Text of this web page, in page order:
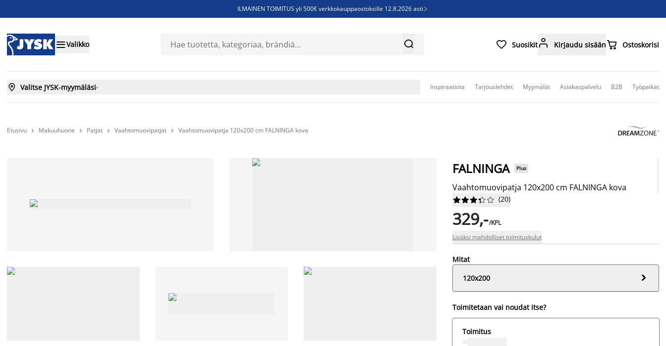
ILMAINEN TOIMITUS yli 500€ verkkokauppaostoksille 12.8.2026 asti 
Sijauspatjoja - Säästä jopa 60%
Valikko   Suosikit Kirjaudu sisään Ostoskorisi
 Valitse JYSK-myymäläsi Inspiraatiota Tarjouslehdet Myymälät Asiakaspalvelu B2B Työpaikat
Etusivu  Makuuhuone  Patjat  Vaahtomuovipatjat  Vaahtomuovipatja 120x200 cm FALNINGA kova
FALNINGA Plus
Vaahtomuovipatja 120x200 cm FALNINGA kova





 (20)
329,-/KPL
Lisäksi mahdolliset toimituskulut
Mitat
120x200

Toimitetaan vai noudat itse?
Toimitus